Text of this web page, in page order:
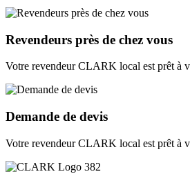
Revendeurs près de chez vous
Votre revendeur CLARK local est prêt à
Demande de devis
Votre revendeur CLARK local est prêt à